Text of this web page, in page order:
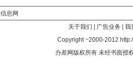
息网
关于我们
广告业务
我
Copyright ~2000-2012
办差网版权所有 未经书面授